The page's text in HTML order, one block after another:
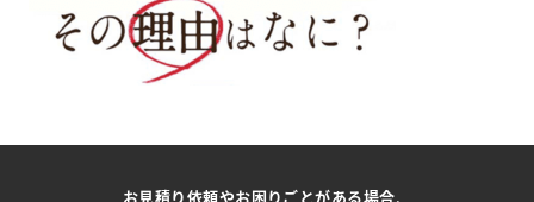
お見積り依頼やお困りごとがある場合、